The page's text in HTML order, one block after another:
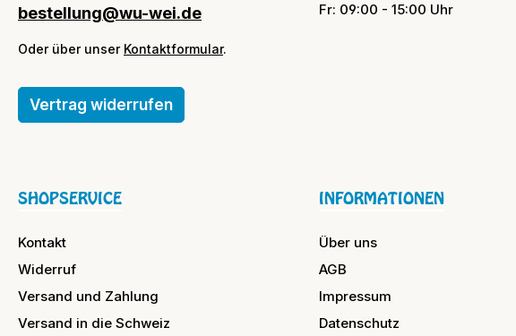
bestellung@wu-wei.de
Oder über unser Kontaktformular.
Vertrag widerrufen
SHOPSERVICE
Kontakt
Widerruf
Versand und Zahlung
Versand in die Schweiz
INFORMATIONEN
Über uns
AGB
Impressum
Datenschutz
Fr: 09:00 - 15:00 Uhr